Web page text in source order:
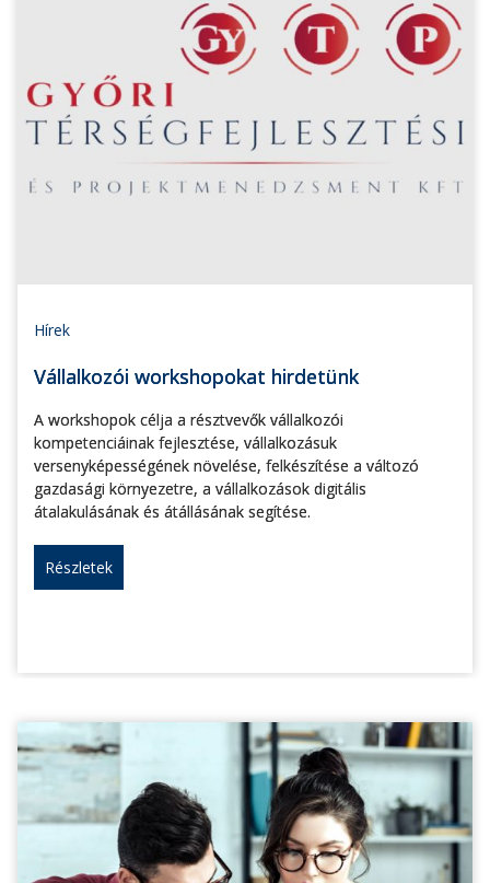
Hírek
Vállalkozói workshopokat hirdetünk
A workshopok célja a résztvevők vállalkozói
kompetenciáinak fejlesztése, vállalkozásuk
versenyképességének növelése, felkészítése a változó
gazdasági környezetre, a vállalkozások digitális
átalakulásának és átállásának segítése.
Részletek